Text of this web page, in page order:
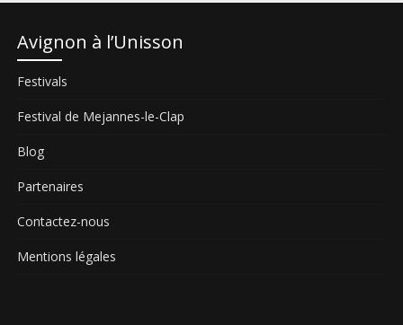
Avignon à l’Unisson
Festivals
Festival de Mejannes-le-Clap
Blog
Partenaires
Contactez-nous
Mentions légales